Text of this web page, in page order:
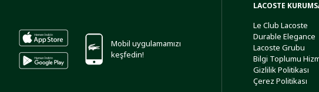
Mobil uygulamamızı
keşfedin!
LACOSTE
Le Club Lacoste
Durable Elegance
Lacoste Grubu
Bilgi Toplumu
Gizlilik Politikası
Çerez Politikası